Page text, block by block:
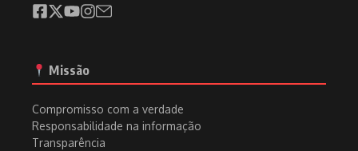
Missão
Compromisso com a verdade
Responsabilidade na informação
Transparência